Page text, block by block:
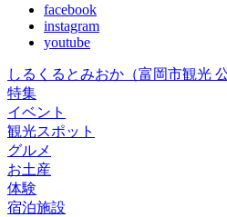
facebook
instagram
youtube
しるくるとみおか （富岡市観光
特集
イベント
観光スポット
グルメ
お土産
体験
宿泊施設